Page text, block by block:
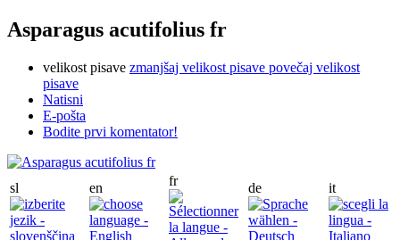
Asparagus acutifolius fr
velikost pisave zmanjšaj velikost pisave povečaj velikost
pisave
Natisni
E-pošta
Bodite prvi komentator!
sl en fr de it